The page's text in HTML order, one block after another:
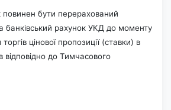
повинен бути перерахований
банківський рахунок УКД до моменту
цінової пропозиції (ставки) в
відповідно до Тимчасового